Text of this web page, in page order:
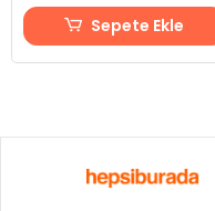
Sepete Ekle